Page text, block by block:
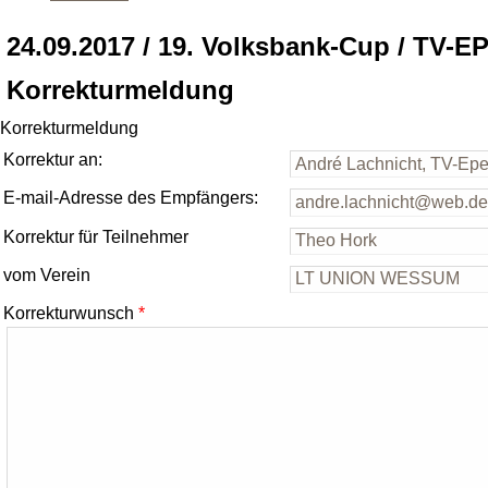
24.09.2017 / 19. Volksbank-Cup / TV-
Korrekturmeldung
Korrekturmeldung
Korrektur an:
E-mail-Adresse des Empfängers:
Korrektur für Teilnehmer
vom Verein
Korrekturwunsch *